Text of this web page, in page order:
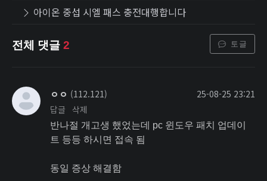
아이온 중섭 시엘 패스 충전대행합니다
전체 댓글 2 토글
ㅇㅇ (112.121)
25-08-25 23:21
답글 삭제
반나절 개고생 했었는데 pc 윈도우 패치 업데이
트 등등 하시면 접속 됨
동일 증상 해결함